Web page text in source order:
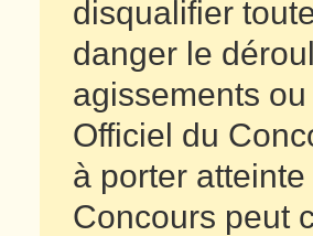
disqualifier
danger le
agissements
Officiel du
à porter
Concours peut